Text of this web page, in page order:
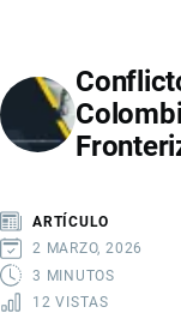
CON
ARTÍCULO
2 MARZO, 2026
3 MINUTOS
12 VISTAS